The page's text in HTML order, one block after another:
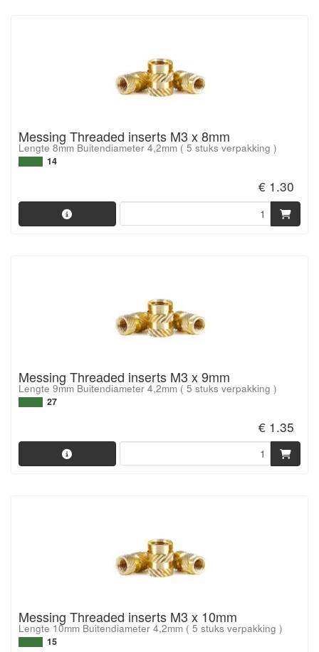
Messing Threaded inserts M3 x 8mm
Lengte 8mm Buitendiameter 4,2mm ( 5 stuks verpakking )
14
€ 1.30
Messing Threaded inserts M3 x 9mm
Lengte 9mm Buitendiameter 4,2mm ( 5 stuks verpakking )
27
€ 1.35
Messing Threaded inserts M3 x 10mm
Lengte 10mm Buitendiameter 4,2mm ( 5 stuks verpakking )
15